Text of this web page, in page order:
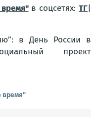
в соцсетях:ТГ
время"